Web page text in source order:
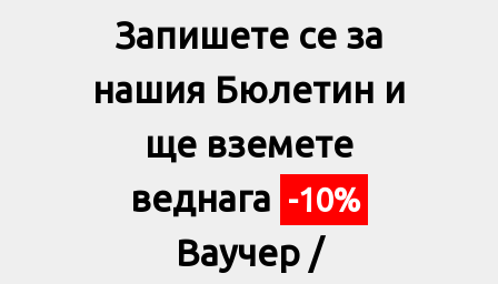
Запишете се за
нашия Бюлетин и
ще вземете
веднага -10%
Ваучер /